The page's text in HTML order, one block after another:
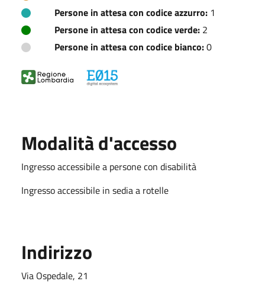
Persone in attesa con codice azzurro: 1
Persone in attesa con codice verde: 2
Persone in attesa con codice bianco:0
Modalità d'accesso
Ingresso accessibile a persone con disabilità
Ingresso accessibile in sedia a rotelle
Indirizzo
Via Ospedale, 21